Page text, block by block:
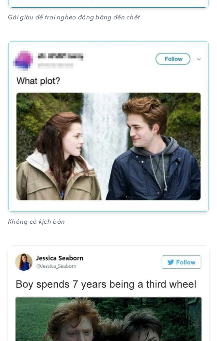
Gái giàu để trai nghèo đóng băng đến chết
Không có kịch bản